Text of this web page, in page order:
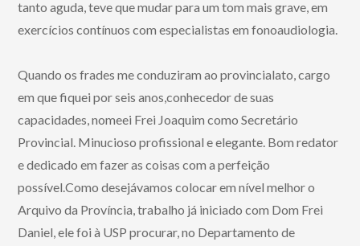
tanto aguda, teve que mudar para um tom mais grave, em
exercícios contínuos com especialistas em fonoaudiologia.
Quando os frades me conduziram ao provincialato, cargo
em que fiquei por seis anos,conhecedor de suas
capacidades, nomeei Frei Joaquim como Secretário
Provincial. Minucioso profissional e elegante. Bom redator
e dedicado em fazer as coisas com a perfeição
possível.Como desejávamos colocar em nível melhor o
Arquivo da Província, trabalho já iniciado com Dom Frei
Daniel, ele foi à USP procurar, no Departamento de